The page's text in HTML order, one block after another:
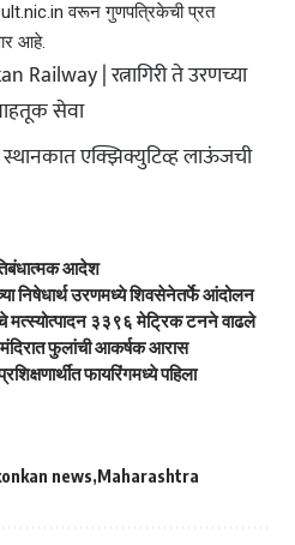
वरून गुणपत्रिकेची प्रत
आहे.
Railway | रत्नागिरी ते उरणच्या
सेवा
एक्झिक्युटिव्ह लाऊंजची
आदेश
निषेधार्थ उरणमध्ये शिवसेनेतर्फे आंदोलन
मत्स्योत्पादन ३३९६ मेट्रिक टनने वाढले
मंदिरात फुलांची आकर्षक आरास
फायरिंगमध्ये पहिला
news Maharashtra